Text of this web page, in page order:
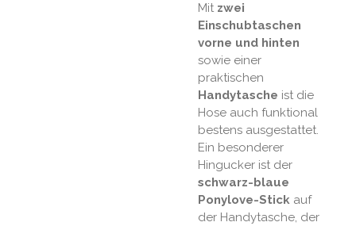
Mit zwei
Einschubtaschen
vorne und hinten
sowie einer
praktischen
Handytasche ist die
Hose auch funktional
bestens ausgestattet.
Ein besonderer
Hingucker ist der
schwarz-blaue
Ponylove-Stick auf
der Handytasche, der